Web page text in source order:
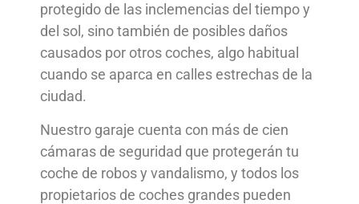
protegido de las inclemencias del tiempo y
del sol, sino también de posibles daños
causados por otros coches, algo habitual
cuando se aparca en calles estrechas de la
ciudad.
Nuestro garaje cuenta con más de cien
cámaras de seguridad que protegerán tu
coche de robos y vandalismo, y todos los
propietarios de coches grandes pueden